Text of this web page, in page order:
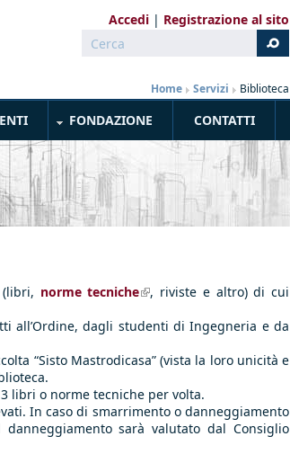
Accedi Registrazione al sito
Form di ricerca
Cerca
Home » Servizi » Biblioteca
FONDAZIONE CONTATTI
norme tecniche(link is external)
, riviste e altro) di cui
all’Ordine, dagli studenti di Ingegneria e da
“Sisto Mastrodicasa” (vista la loro unicità e
libri o norme tecniche per volta.
In caso di smarrimento o danneggiamento
sarà valutato dal Consiglio